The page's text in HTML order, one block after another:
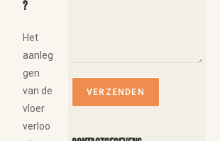
?
Het
aanleg
gen
van de
vloer
verloo